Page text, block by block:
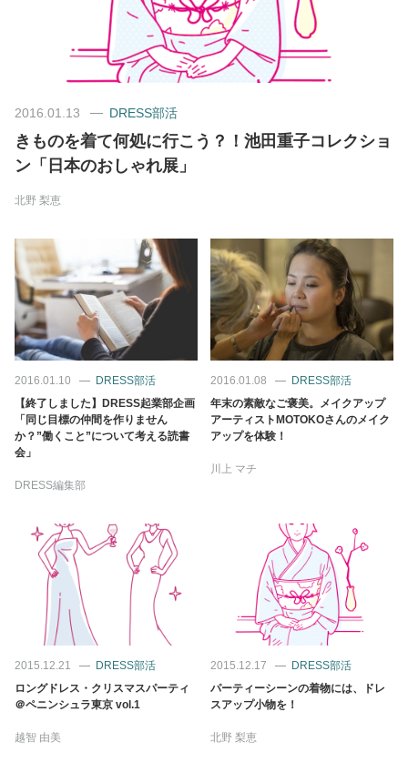
恋愛/結婚/離婚
美容/健康
ワークスタイル
妊娠/出産/家族
グルメ
トラベル
カルチャー/エンタメ
占い
性と愛
ゲーム
2016.01.13 DRESS部活
きものを着て何処に行こう？！池田重子コレクショ
ン「日本のおしゃれ展」
北野 梨恵
2016.01.10
DRESS部活
【終了しました】DRESS起業部企画
「同じ目標の仲間を作りません
か？”働くこと”について考える読書
会」
DRESS編集部
2016.01.08
DRESS部活
年末の素敵なご褒美。メイクアップ
アーティストMOTOKOさんのメイク
アップを体験！
川上 マチ
2015.12.21
DRESS部活
ロングドレス・クリスマスパーティ
＠ペニンシュラ東京 vol.1
越智 由美
2015.12.17
DRESS部活
パーティーシーンの着物には、ドレ
スアップ小物を！
北野 梨恵